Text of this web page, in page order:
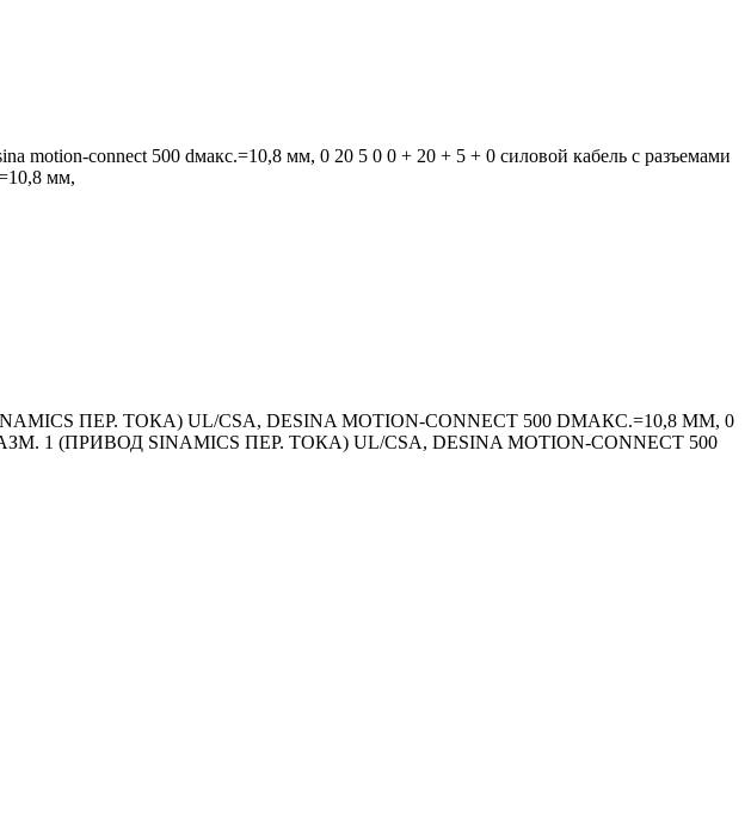
motion-connect 500 dмакс.=10,8 мм, 0 20 5 0 0 + 20 + 5 + 0 силовой кабель с разъемами
мм,
ПЕР. ТОКА) UL/CSA, DESINA MOTION-CONNECT 500 DМАКС.=10,8 ММ, 0
1 (ПРИВОД SINAMICS ПЕР. ТОКА) UL/CSA, DESINA MOTION-CONNECT 500